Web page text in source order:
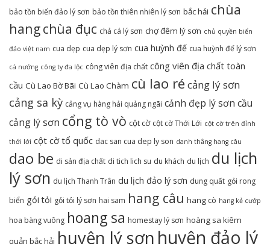
bảo tồn biển đảo lý sơn bảo tồn thiên nhiên lý sơn bắc hải chùa
hangchùa đục chả cá lý sơn chợ đêm lý sơn chủ quyền biển
đảo việt nam cua dẹp cua dẹp lý sơn cua huỳnh đế cua huỳnh đế lý sơn
cá nướng công ty đa lộc công viên địa chất công viên địa chất toàn
cầu Cù Lao Bờ Bãi Cù Lao Chàm cù lao ré cảng lý sơn
cảng sa kỳ cảng vụ hàng hải quảng ngãi cảnh đẹp lý sơn cầu
cảng lý sơn cổng tò vò cột cờ cột cờ Thới Lới cột cờ trên đỉnh
thới lới cột cờ tổ quốc dac san cua dep ly son danh thắng hang câu
dao be di sản địa chất di tich lich su du khách du lịch du lịch
lý sơn du lịch Thanh Trân du lịch đảo lý sơn dung quất gỏi rong
biển gỏi tỏi gỏi tỏi lý sơn hai sam hang câu hang cò hang kẻ cướp
hoa bàng vuông hoang sa homestay lý sơn hoàng sa kiêm
quản bắc hải huyện lý sơn huyện đảo lý